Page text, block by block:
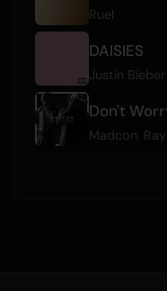
Ruel
DAISIES
Justin Bieber
Don't
Madcon